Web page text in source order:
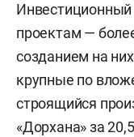
проектам —
созданием на
крупные по
строящийся
«Дорхана» за